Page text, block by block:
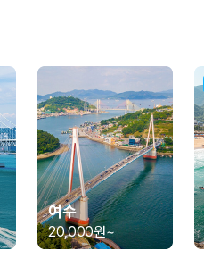
다.
라 일반자차, 완전자차, 슈퍼자차
여수
20,000원~